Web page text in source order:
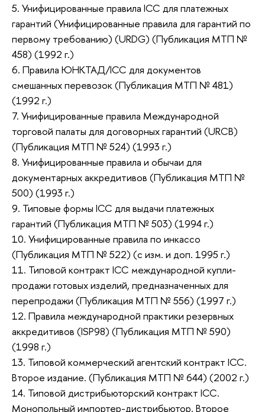
5. Унифицированные правила ICC для платежных
гарантий (Унифицированные правила для гарантий по
первому требованию) (URDG) (Публикация МТП №
458) (1992 г.)
6. Правила ЮНКТАД/ICC для документов
смешанных перевозок (Публикация МТП № 481)
(1992 г.)
7. Унифицированные правила Международной
торговой палаты для договорных гарантий (URCB)
(Публикация МТП № 524) (1993 г.)
8. Унифицированные правила и обычаи для
документарных аккредитивов (Публикация МТП №
500) (1993 г.)
9. Типовые формы ICC для выдачи платежных
гарантий (Публикация МТП № 503) (1994 г.)
10. Унифицированные правила по инкассо
(Публикация МТП № 522) (с изм. и доп. 1995 г.)
11. Типовой контракт ICC международной купли-
продажи готовых изделий, предназначенных для
перепродажи (Публикация МТП № 556) (1997 г.)
12. Правила международной практики резервных
аккредитивов (ISP98) (Публикация МТП № 590)
(1998 г.)
13. Типовой коммерческий агентский контракт ICC.
Второе издание. (Публикация МТП № 644) (2002 г.)
14. Типовой дистрибьюторский контракт ICC.
Монопольный импортер-дистрибьютор. Второе